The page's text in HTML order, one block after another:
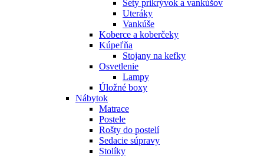
Sety prikrývok a vankúšov
Uteráky
Vankúše
Koberce a koberčeky
Kúpeľňa
Stojany na kefky
Osvetlenie
Lampy
Úložné boxy
Nábytok
Matrace
Postele
Rošty do postelí
Sedacie súpravy
Stolíky